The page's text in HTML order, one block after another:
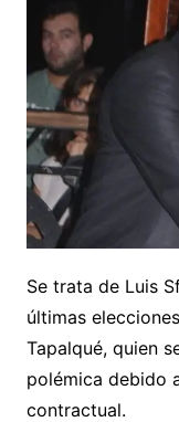
Se trata de Luis
últimas
Tapalqué, quien
polémica debido
contractual.